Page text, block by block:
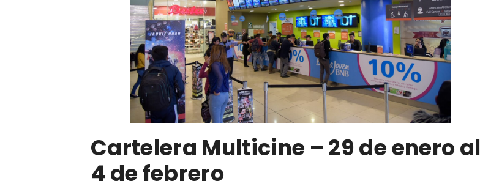
Cartelera Multicine – 29 de enero al
4 de febrero